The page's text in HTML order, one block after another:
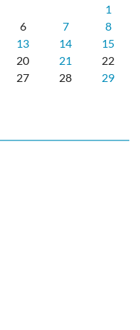
1
6 7
8
13 14
15
20 21
22
27 28
29